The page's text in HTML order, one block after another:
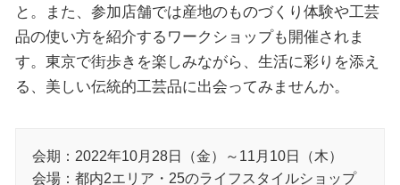
と。また、参加店舗では産地のものづくり体験や工芸
品の使い方を紹介するワークショップも開催されま
す。東京で街歩きを楽しみながら、生活に彩りを添え
る、美しい伝統的工芸品に出会ってみませんか。
会期：2022年10月28日（金）～11月10日（木）
会場：都内2エリア・25のライフスタイルショップ